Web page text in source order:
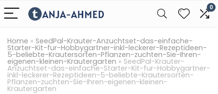
0
Home » SeedPal-Krauter-Anzuchtset-das-einfache-
Starter-Kit-fur-Hobbygartner-inkl-leckerer-Rezeptideen-
5-beliebte-Krautersorten-Pflanzen-zuchten-Sie-Ihren-
eigenen-kleinen-Krautergarten » SeedPal-Krauter-
Anzuchtset-das-einfache-Starter-Kit-fur-Hobbygartner-
inkl-leckerer-Rezeptideen-5-beliebte-Krautersorten-
Pflanzen-zuchten-Sie-Ihren-eigenen-kleinen-
Krautergarten